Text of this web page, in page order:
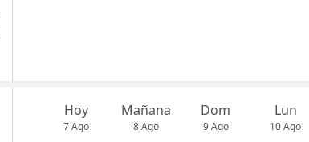
Hoy
7 Ago
Mañana
8 Ago
Dom
9 Ago
Lun
10 Ago